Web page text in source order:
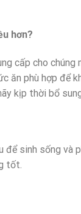
hơn?
cấp cho
ăn phù hợp để
kịp thời bổ
sinh sống và
tốt.